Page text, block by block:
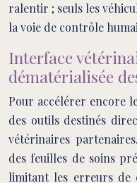
ralentir ; seuls les
la voie de contrôle
Interface
dématérialisée
Pour accélérer encore
des outils destinés
vétérinaires
des feuilles de soins
limitant les erreurs de